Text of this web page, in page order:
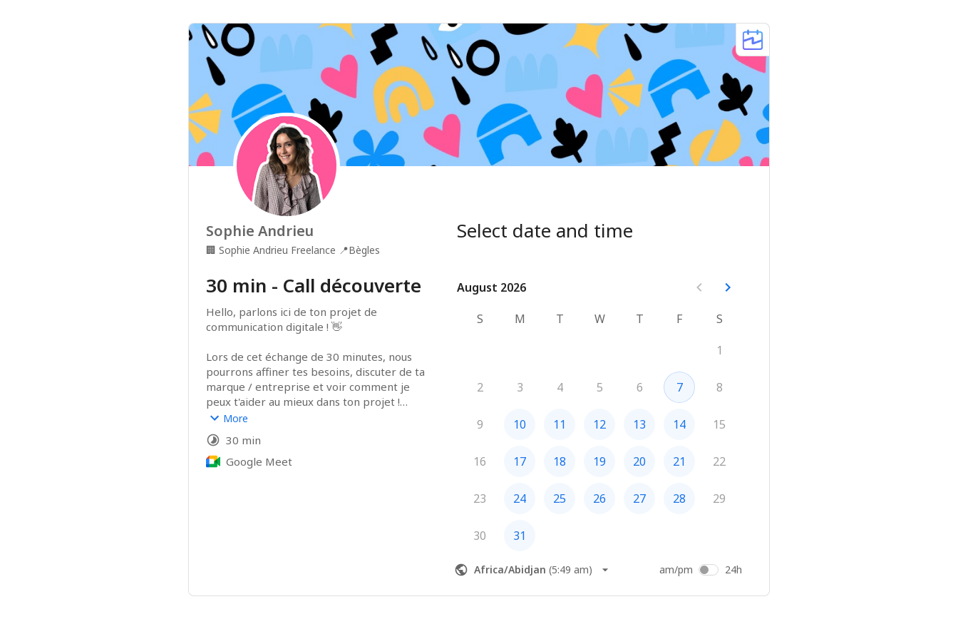
Sophie Andrieu
🏢 Sophie Andrieu Freelance 📍Bègles
30 min - Call découverte
Hello, parlons ici de ton projet de
communication digitale ! 👋
Lors de cet échange de 30 minutes, nous
pourrons affiner tes besoins, discuter de ta
marque / entreprise et voir comment je
peux t'aider au mieux dans ton projet !
N'hésite pas à me poser toutes les questions
que tu souhaites, je suis là pour ça.  😊
More
30 min
Google Meet
Select date and time
August 2026
August 2026
S
M T W T F
S
1
2 3 4 5 6 7 8
9 10 11 12 13 14 15
16 17 18 19 20 21 22
23 24 25 26 27 28 29
30 31
Africa/Abidjan (5:49 am) am/pm 24h